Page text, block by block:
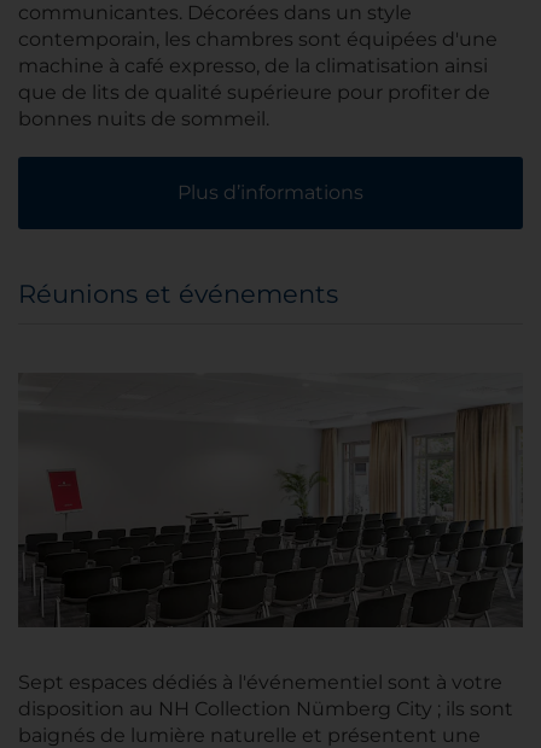
communicantes. Décorées dans un style
contemporain, les chambres sont équipées d'une
machine à café expresso, de la climatisation ainsi
que de lits de qualité supérieure pour profiter de
bonnes nuits de sommeil.
Plus d’informations
Réunions et événements
Sept espaces dédiés à l'événementiel sont à votre
disposition au NH Collection Nümberg City ; ils sont
baignés de lumière naturelle et présentent une